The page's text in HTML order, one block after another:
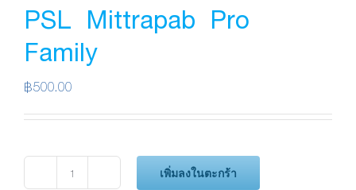
PSL Mittrapab Pro
Family
฿500.00
จำนวน
เพิ่มลงในตะกร้า